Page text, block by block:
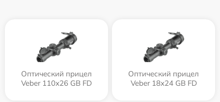
Оптический прицел
Veber 110х26 GB FD
Оптический прицел
Veber 18x24 GB FD